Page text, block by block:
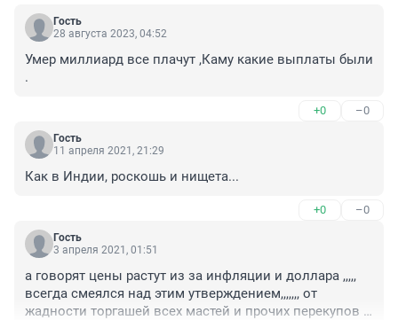
Гость
28 августа 2023, 04:52
Умер миллиард все плачут ,Каму какие выплаты были
.
+0 –0
Гость
11 апреля 2021, 21:29
Как в Индии, роскошь и нищета...
+0 –0
Гость
3 апреля 2021, 01:51
а говорят цены растут из за инфляции и доллара ,,,,,
всегда смеялся над этим утверждением,,,,,,, от
жадности торгашей всех мастей и прочих перекупов